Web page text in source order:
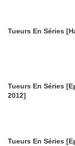
Tueurs En Séries
Tueurs En Séries
2012]
Tueurs En Séries